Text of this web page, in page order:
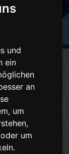
und
ein
an
um
um